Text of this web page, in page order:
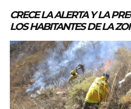
CRECE LA ALERTA Y LA
LOS HABITANTES DE LA